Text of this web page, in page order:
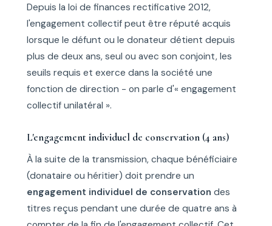
Depuis la loi de finances rectificative 2012,
l'engagement collectif peut être réputé acquis
lorsque le défunt ou le donateur détient depuis
plus de deux ans, seul ou avec son conjoint, les
seuils requis et exerce dans la société une
fonction de direction - on parle d'« engagement
collectif unilatéral ».
L'engagement individuel de conservation (4 ans)
À la suite de la transmission, chaque bénéficiaire
(donataire ou héritier) doit prendre un
engagement individuel de conservation des
titres reçus pendant une durée de quatre ans à